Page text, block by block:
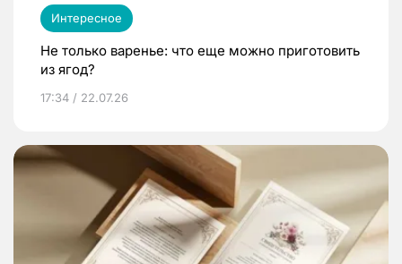
Интересное
Не только варенье: что еще можно приготовить
из ягод?
17:34 / 22.07.26